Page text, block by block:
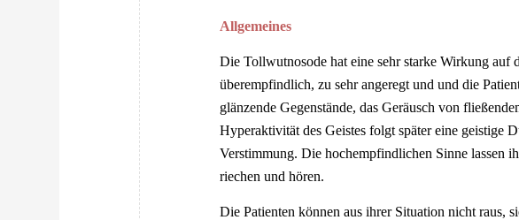
Allgemeines
Die Tollwutnosode hat eine sehr starke Wirkung auf
überempfindlich, zu sehr angeregt und und die
glänzende Gegenstände, das Geräusch von
Hyperaktivität des Geistes folgt später eine geistige
Verstimmung. Die hochempfindlichen Sinne lassen
riechen und hören.
Die Patienten können aus ihrer Situation nicht raus,